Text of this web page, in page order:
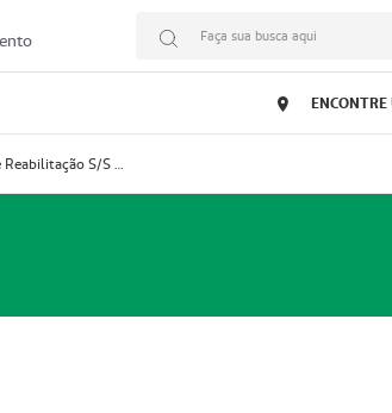
Faça sua busca aqui
Prestador CERPAM – Centro de Reabilitação S/S Ltda-ME (52004274-8)